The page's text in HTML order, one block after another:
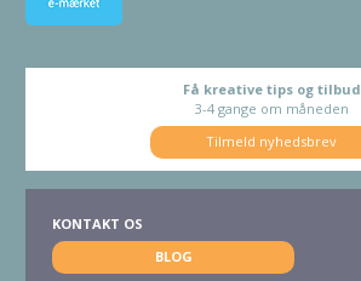
Få kreative tips og tilbud
3-4 gange om måneden
Tilmeld nyhedsbrev
KONTAKT OS
BLOG